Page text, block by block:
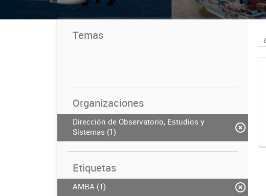
Temas
Organizaciones
Dirección de Observatorio, Estudios y
Sistemas (1)
Etiquetas
AMBA (1)